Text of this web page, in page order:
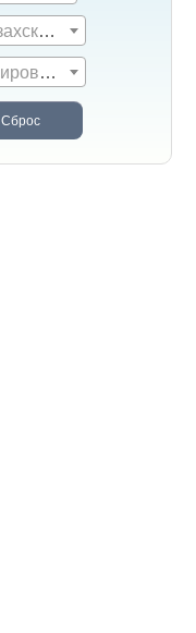
Уровень владения казахским языком
Крайний срок (зафиксированное время)
Сброс